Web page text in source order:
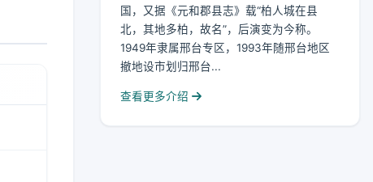
国，又据《元和郡县志》载“柏人城在县
北，其地多柏，故名”，后演变为今称。
1949年隶属邢台专区，1993年随邢台地区
撤地设市划归邢台...
查看更多介绍